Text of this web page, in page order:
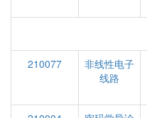
210077
非线性电子
线路